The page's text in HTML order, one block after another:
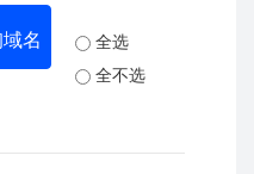
全选
全不选